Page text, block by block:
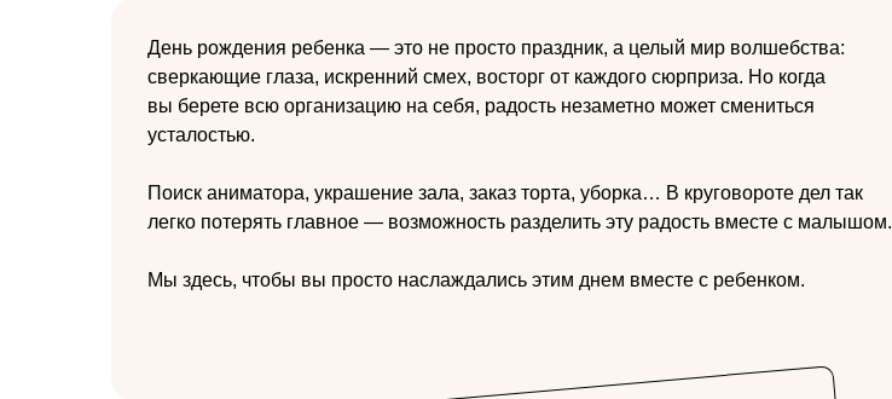
День рождения ребенка — это не просто праздник, а целый мир волшебства:
сверкающие глаза, искренний смех, восторг от каждого сюрприза. Но когда
вы берете всю организацию на себя, радость незаметно может смениться
усталостью.
Поиск аниматора, украшение зала, заказ торта, уборка… В круговороте дел так
легко потерять главное — возможность разделить эту радость вместе с малышом.
Мы здесь, чтобы вы просто наслаждались этим днем вместе с ребенком.